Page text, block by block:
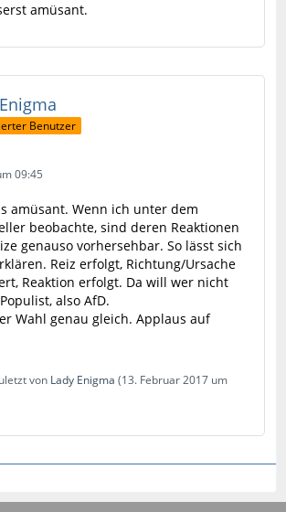
amüsant.
Benutzer
09:45
amüsant. Wenn ich unter dem
beobachte, sind deren Reaktionen
genauso vorhersehbar. So lässt sich
Reiz erfolgt, Richtung/Ursache
Reaktion erfolgt. Da will wer nicht
also AfD.
Wahl genau gleich. Applaus auf
von Lady Enigma (13. Februar 2017 um